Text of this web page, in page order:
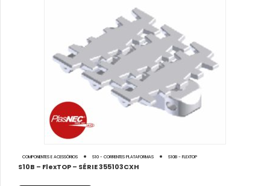
COMPONENTES E ACESSÓRIOS S10 - CORRENTES PLATAFORMAS S10B - FLEXTOP
S10B – FlexTOP – SÉRIE 355103CXH